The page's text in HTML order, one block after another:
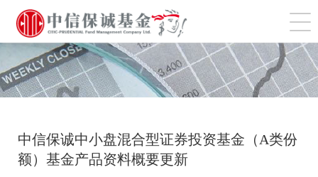
切
中信保诚中小盘混合型证券投资基金（A类份
额）基金产品资料概要更新